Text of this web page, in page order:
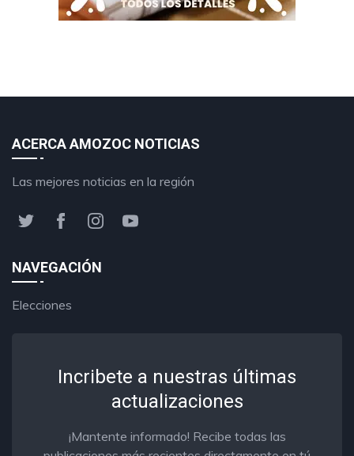
ACERCA AMOZOC NOTICIAS
Las mejores noticias en la región
NAVEGACIÓN
Elecciones
Incribete a nuestras últimas
actualizaciones
¡Mantente informado! Recibe todas las